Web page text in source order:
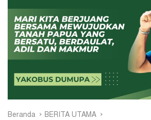
Beranda BERITA UTAMA